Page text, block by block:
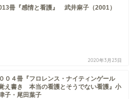
冊『感情と看護』 武井麻子（2001）
2020年3月23日
０４冊『フロレンス・ナイティンゲール
え書き 本当の看護とそうでない看護』小
子・尾田葉子